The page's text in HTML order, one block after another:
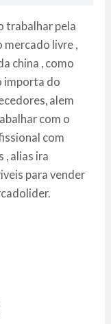
trabalhar pela
mercado livre ,
china , como
importa do
alem
com o
com
alias ira
para vender